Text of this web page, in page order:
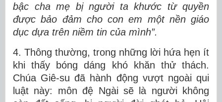
bậc cha mẹ bị người ta khước từ quyền
được bảo đảm cho con em một nền giáo
dục dựa trên niềm tin của mình”.
4. Thông thường, trong những lời hứa hẹn ít
khi thấy bóng dáng khó khăn thử thách.
Chúa Giê-su đã hành động vượt ngoài qui
luật này: môn đệ Ngài sẽ là người không